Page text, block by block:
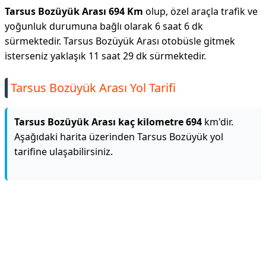
Tarsus Bozüyük Arası 694 Km olup, özel araçla trafik ve
yoğunluk durumuna bağlı olarak 6 saat 6 dk
sürmektedir. Tarsus Bozüyük Arası otobüsle gitmek
isterseniz yaklaşık 11 saat 29 dk sürmektedir.
Tarsus Bozüyük Arası Yol Tarifi
Tarsus Bozüyük Arası kaç kilometre 694 km'dir.
Aşağıdaki harita üzerinden Tarsus Bozüyük yol
tarifine ulaşabilirsiniz.